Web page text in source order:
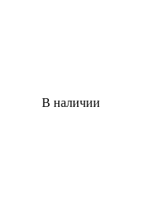
В наличии